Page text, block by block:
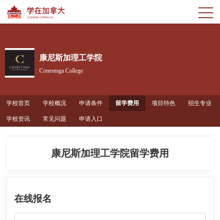
康尼斯加理工学院
Conestoga College
学校首页 学校概况 申请条件 留学费用 项目特色 招生专业
学校资讯 常见问题 申请入口
康尼斯加理工学院留学费用
在线报名